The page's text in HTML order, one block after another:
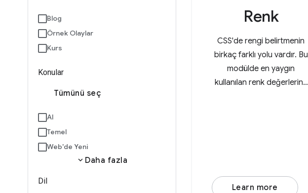
Blog
Örnek Olaylar
Kurs
Konular
Tümünü seç
AI
Temel
Web'de Yeni
expand_more Daha fazla
Dil
Renk
CSS'de rengi belirtmenin
birkaç farklı yolu vardır. Bu
modülde en yaygın
kullanılan renk değerlerine
Learn more